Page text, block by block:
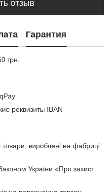
отзыв
Гарантия
грн.
реквизиты IBAN
вироблені на фабриці
України «Про захист